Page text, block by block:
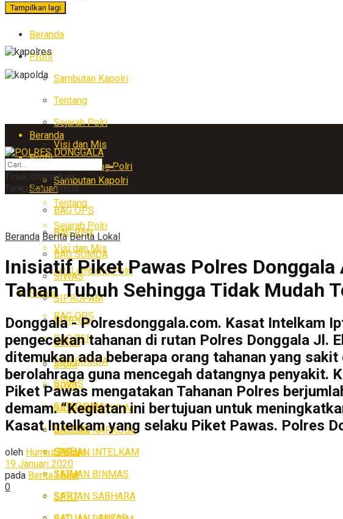
Tampilkan lagi
Beranda
Profil
Sambutan Kapolri
Tentang
Sejarah Polri
Visi dan Mis
Arti Lambang Polri
Satuan
BAG OPS
BAG REN
BAG SUMDA
SIWAS
SIPROPAM
SITIPOL
SIKEU
SIUM
SPKT
SATUAN RESKRIM
SATUAN NARKOBA
SATUAN INTELKAM
SATUAN BINMAS
SATUAN SABHARA
Beranda
Profil
Sambutan Kapolri
Tentang
Sejarah Polri
Visi dan Mis
Arti Lambang Polri
Satuan
BAG OPS
BAG REN
BAG SUMDA
SIWAS
SIPROPAM
SITIPOL
SIKEU
SIUM
SPKT
Tidak ditemukan
Tampilkan semua
Beranda Berita Berita Lokal
Inisiatif Piket Pawas Polres Donggala
Tahan Tubuh Sehingga Tidak Mudah
Donggala - Polresdonggala.com. Kasat Intelkam
pengecekan tahanan di rutan Polres Donggala Jl.
ditemukan ada beberapa orang tahanan yang
berolahraga guna mencegah datangnya penyakit.
Piket Pawas mengatakan Tahanan Polres
demam. “Kegiatan ini bertujuan untuk
Kasat Intelkam yang selaku Piket Pawas. Polres
oleh Humas Polres
19 Januari 2020
pada Berita Lokal
0